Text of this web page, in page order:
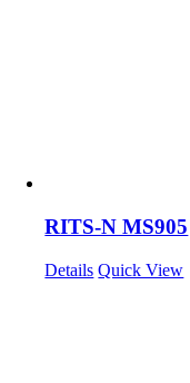
RITS-N MS905
Details Quick View